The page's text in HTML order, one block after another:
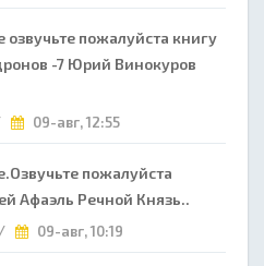
озвучьте пожалуйста книгу
-7 Юрий Винокуров
09-авг, 12:55
пожалуйста
Афаэль Речной Князь..
09-авг, 10:19